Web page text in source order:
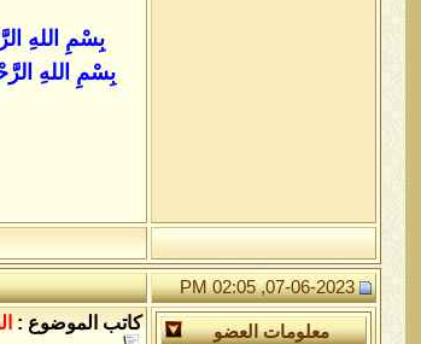
بِسْمِ اللهِ
بِسْمِ اللهِ
07-06-2023, 02:05 PM
معلومات العضو كاتب الموضوع :